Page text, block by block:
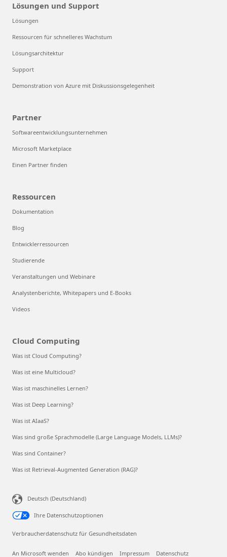
Lösungen und Support
Lösungen
Ressourcen für schnelleres Wachstum
Lösungsarchitektur
Support
Demonstration von Azure mit Diskussionsgelegenheit
Partner
Softwareentwicklungsunternehmen
Microsoft Marketplace
Einen Partner finden
Ressourcen
Dokumentation
Blog
Entwicklerressourcen
Studierende
Veranstaltungen und Webinare
Analystenberichte, Whitepapers und E-Books
Videos
Cloud Computing
Was ist Cloud Computing?
Was ist eine Multicloud?
Was ist maschinelles Lernen?
Was ist Deep Learning?
Was ist AIaaS?
Was sind große Sprachmodelle (Large Language Models, LLMs)?
Was sind Container?
Was ist Retrieval-Augmented Generation (RAG)?
Deutsch (Deutschland)
Ihre Datenschutzoptionen
Verbraucherdatenschutz für Gesundheitsdaten
An Microsoft wenden Abo kündigen Impressum Datenschutz